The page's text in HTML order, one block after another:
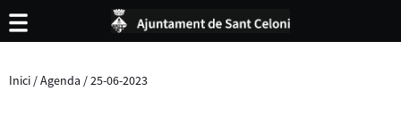
Inici /Agenda /25-06-2023